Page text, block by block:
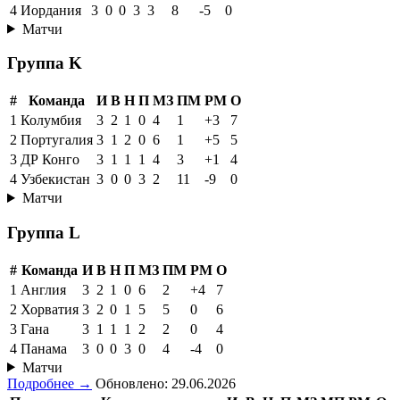
4 Иордания 3 0 0 3 3 8 -5
0
Матчи
Группа K
# Команда И В Н П МЗ ПМ РМ О
1 Колумбия 3 2 1 0 4 1 +3
7
2 Португалия 3 1 2 0 6 1 +5
5
3 ДР Конго 3 1 1 1 4 3 +1
4
4 Узбекистан 3 0 0 3 2 11 -9
0
Матчи
Группа L
# Команда И В Н П МЗ ПМ РМ О
1 Англия 3 2 1 0 6 2 +4
7
2 Хорватия 3 2 0 1 5 5 0
6
3 Гана 3 1 1 1 2 2 0
4
4 Панама 3 0 0 3 0 4 -4
0
Матчи
Подробнее → Обновлено: 29.06.2026